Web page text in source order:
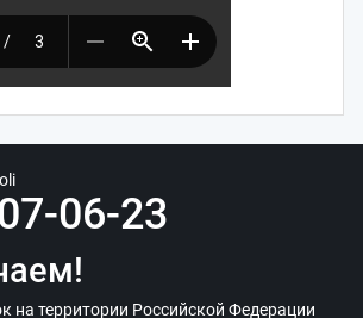
06-23
на территории Российской Федерации